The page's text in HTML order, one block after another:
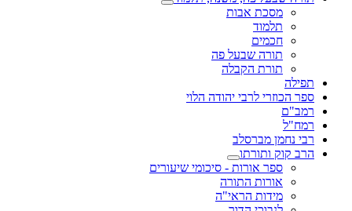
מסכת אבות
תלמוד
חכמים
תורה שבעל פה
תורת הקבלה
תפילה
ספר הכוזרי לרבי יהודה הלוי
רמב"ם
רמח"ל
רבי נחמן מברסלב
הרב קוק ותורתו
ספר אורות - סיכומי שיעורים
אורות התורה
מידות הראי"ה